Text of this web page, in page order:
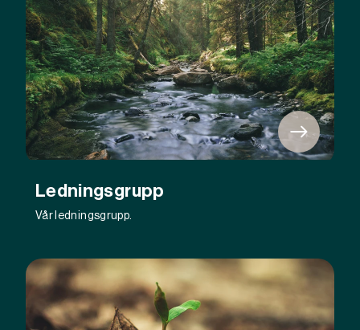
Ledningsgrupp
Vår ledningsgrupp.